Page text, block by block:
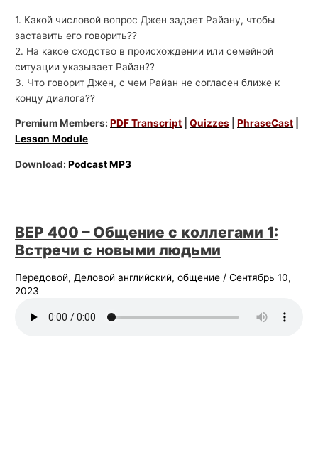
1. Какой числовой вопрос Джен задает Райану, чтобы
заставить его говорить??
2. На какое сходство в происхождении или семейной
ситуации указывает Райан??
3. Что говорит Джен, с чем Райан не согласен ближе к
концу диалога??
Premium Members:PDF Transcript |Quizzes |PhraseCast
Lesson Module
Download:Podcast MP3
BEP 400 – Общение с коллегами 1:
Встречи с новыми людьми
Передовой,Деловой английский,общение /Сентябрь 10,
2023